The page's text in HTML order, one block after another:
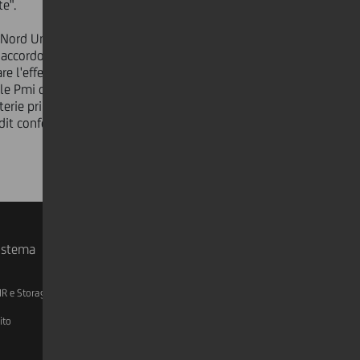
UniCredit - il nostro Gruppo è
con CNA, le imprese
l'effetto negativo del caro-
Pmi del Paese, come il plafond da
prime e per supportare le
conferma così il proprio concreto
e Storage